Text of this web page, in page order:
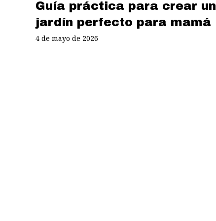
Guía práctica para crear un
jardín perfecto para mamá
4 de mayo de 2026